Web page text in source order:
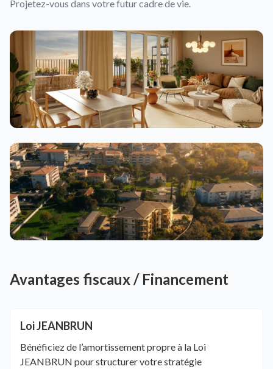
Projetez-vous dans votre futur cadre de vie.
Avantages fiscaux / Financement
Loi JEANBRUN
Bénéficiez de l’amortissement propre à la Loi
JEANBRUN pour structurer votre stratégie